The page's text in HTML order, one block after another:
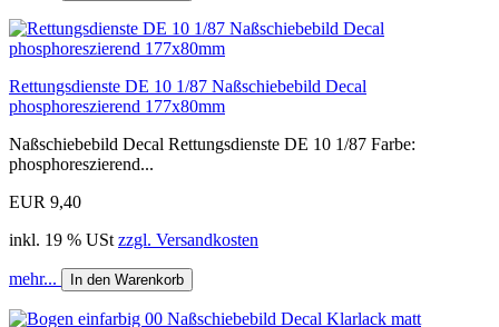
Rettungsdienste DE 10 1/87 Naßschiebebild Decal
phosphoreszierend 177x80mm
Naßschiebebild Decal Rettungsdienste DE 10 1/87 Farbe:
phosphoreszierend...
EUR 9,40
inkl. 19 % USt zzgl. Versandkosten
mehr... In den Warenkorb